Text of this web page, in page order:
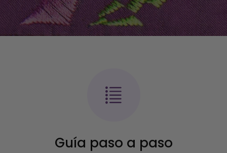
Guía paso a paso